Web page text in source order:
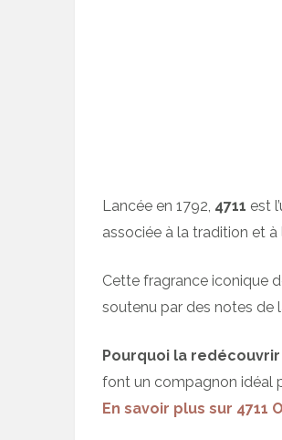
Lancée en 1792, 4711 est
associée à la tradition et à
Cette fragrance iconique
soutenu par des notes de
Pourquoi la
font un compagnon idéal
En savoir plus sur 4711